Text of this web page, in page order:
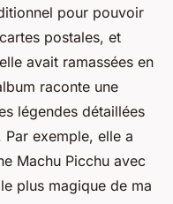
pour pouvoir
postales, et
avait ramassées en
raconte une
légendes détaillées
exemple, elle a
Machu Picchu avec
plus magique de ma